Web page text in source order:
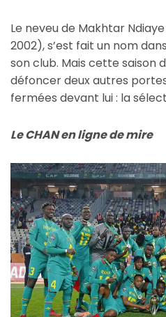
Le neveu de Makhtar
2002), s’est fait un nom
son club. Mais cette saison
défoncer deux autres
fermées devant lui : la
Le CHAN en ligne de mire